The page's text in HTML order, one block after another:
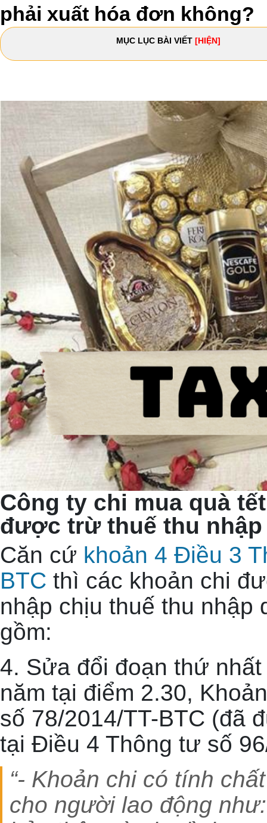
phải xuất hóa đơn không?
MỤC LỤC BÀI VIẾT[HIỆN]
Công ty chi mua quà
được trừ thuế thu
Căn cứ khoản 4 Điều 3
BTC thì các khoản chi
nhập chịu thuế thu nhập
gồm:
4. Sửa đổi đoạn thứ
năm tại điểm 2.30,
số 78/2014/TT-BTC (đã
tại Điều 4 Thông tư số
“- Khoản chi có tính
cho người lao động